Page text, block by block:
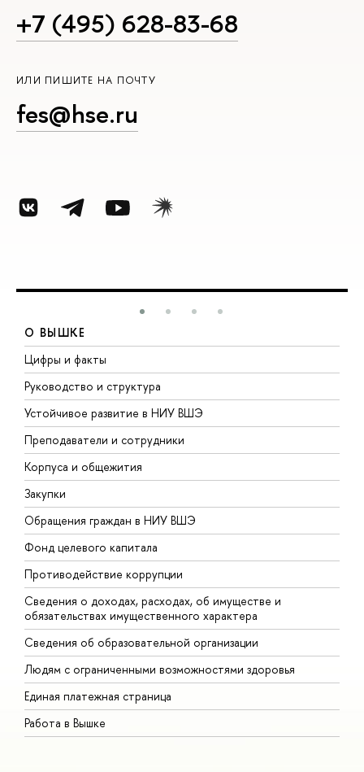
+7 (495) 628-83-68
ИЛИ ПИШИТЕ НА ПОЧТУ
fes@hse.ru
О ВЫШКЕ
Цифры и факты
Руководство и структура
Устойчивое развитие в НИУ ВШЭ
Преподаватели и сотрудники
Корпуса и общежития
Закупки
Обращения граждан в НИУ ВШЭ
Фонд целевого капитала
Противодействие коррупции
Сведения о доходах, расходах, об имуществе и
обязательствах имущественного характера
Сведения об образовательной организации
Людям с ограниченными возможностями здоровья
Единая платежная страница
Работа в Вышке